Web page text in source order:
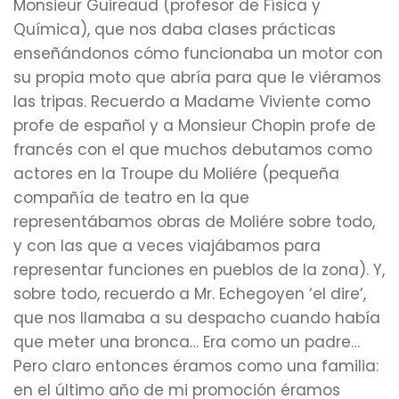
Monsieur Guireaud (profesor de Física y
Química), que nos daba clases prácticas
enseñándonos cómo funcionaba un motor con
su propia moto que abría para que le viéramos
las tripas. Recuerdo a Madame Viviente como
profe de español y a Monsieur Chopin profe de
francés con el que muchos debutamos como
actores en la Troupe du Moliére (pequeña
compañía de teatro en la que
representábamos obras de Moliére sobre todo,
y con las que a veces viajábamos para
representar funciones en pueblos de la zona). Y,
sobre todo, recuerdo a Mr. Echegoyen ‘el dire’,
que nos llamaba a su despacho cuando había
que meter una bronca… Era como un padre…
Pero claro entonces éramos como una familia:
en el último año de mi promoción éramos